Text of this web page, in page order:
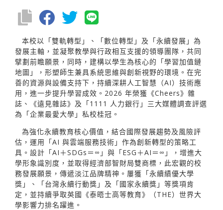
本校以「雙軌轉型」、「數位轉型」及「永續發展」為
發展主軸，並凝聚教學與行政相互支援的領導團隊，共同
擘劃前瞻願景，同時，建構以學生為核心的「學習加值鏈
地圖」，形塑師生兼具系統思維與創新視野的環境。在完
善的資源與設備支持下，持續深耕人工智慧（AI）技術應
用，進一步提升學習成效。2026 年榮獲《Cheers》雜
誌、《遠見雜誌》及「1111 人力銀行」三大媒體調查評選
為「企業最愛大學」私校桂冠。
為強化永續教育核心價值，結合國際發展趨勢及風險評
估，運用「AI 與雲端服務技術」作為創新轉型的策略工
具。設計「AI＋SDGs＝∞」與「ESG＋AI＝∞」，增進大
學形象識別度，並取得經濟部智財局雙商標，此宏觀的校
務發展願景，傳遞淡江品牌精神。屢獲「永續績優大學
獎」、「台灣永續行動獎」及「國家永續獎」等獎項肯
定，並持續爭取英國《泰晤士高等教育》（THE）世界大
學影響力排名躍進。